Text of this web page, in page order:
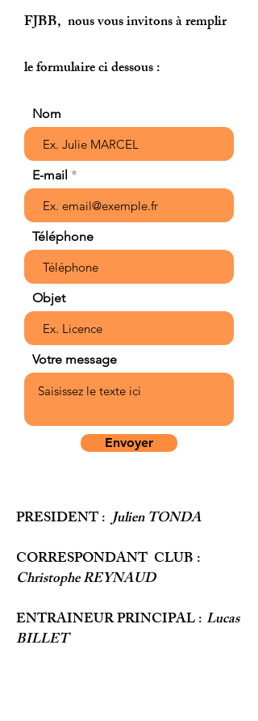
FJBB, nous vous invitons à remplir
le formulaire ci dessous :
Nom
E-mail
Téléphone
Objet
Votre message
Envoyer
PRESIDENT :Julien TONDA
CORRESPONDANT CLUB :
Christophe REYNAUD
ENTRAINEUR PRINCIPAL : Lucas
BILLET